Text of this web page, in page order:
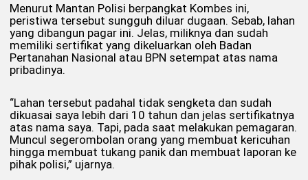
Menurut Mantan Polisi berpangkat Kombes ini,
peristiwa tersebut sungguh diluar dugaan. Sebab, lahan
yang dibangun pagar ini. Jelas, miliknya dan sudah
memiliki sertifikat yang dikeluarkan oleh Badan
Pertanahan Nasional atau BPN setempat atas nama
pribadinya.
“Lahan tersebut padahal tidak sengketa dan sudah
dikuasai saya lebih dari 10 tahun dan jelas sertifikatnya
atas nama saya. Tapi, pada saat melakukan pemagaran.
Muncul segerombolan orang yang membuat kericuhan
hingga membuat tukang panik dan membuat laporan ke
pihak polisi,” ujarnya.